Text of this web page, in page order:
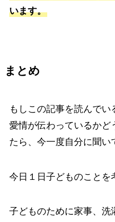
います。
まとめ
もしこの記事を読んで
愛情が伝わっているかど
たら、今一度自分に聞い
今日１日子どものことを
子どものために家事、洗